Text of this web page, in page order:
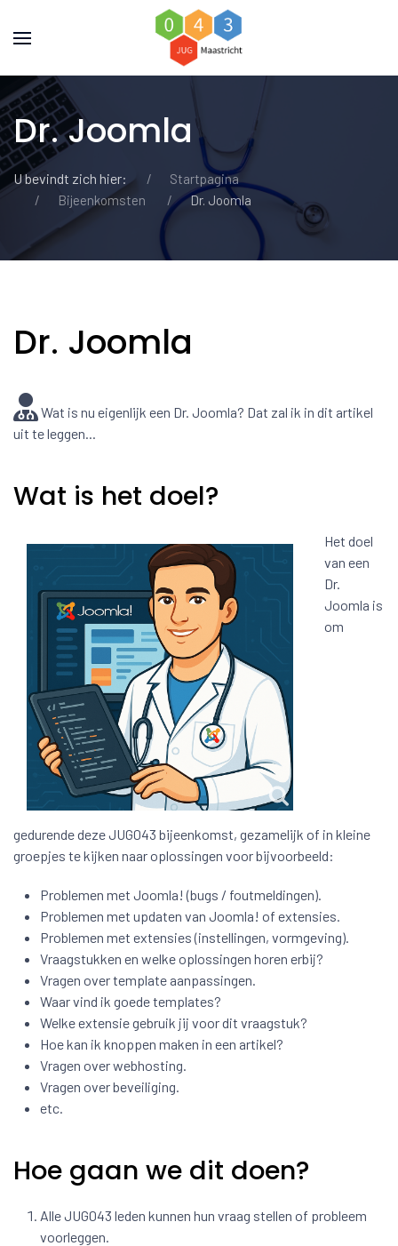
Dr. Joomla
U bevindt zich hier:
Startpagina
Bijeenkomsten
Dr. Joomla
Dr. Joomla
Wat is nu eigenlijk een Dr. Joomla? Dat zal ik in dit artikel
uit te leggen...
Wat is het doel?
Het doel
van een
Dr.
Joomla is
om
gedurende deze JUG043 bijeenkomst, gezamelijk of in kleine
groepjes te kijken naar oplossingen voor bijvoorbeeld:
Problemen met Joomla! (bugs / foutmeldingen).
Problemen met updaten van Joomla! of extensies.
Problemen met extensies (instellingen, vormgeving).
Vraagstukken en welke oplossingen horen erbij?
Vragen over template aanpassingen.
Waar vind ik goede templates?
Welke extensie gebruik jij voor dit vraagstuk?
Hoe kan ik knoppen maken in een artikel?
Vragen over webhosting.
Vragen over beveiliging.
etc.
Hoe gaan we dit doen?
Alle JUG043 leden kunnen hun vraag stellen of probleem
voorleggen.